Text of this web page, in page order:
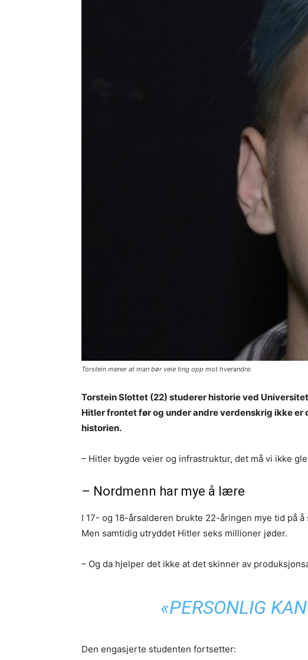
Torstein mener at man bør veie ting opp mot hverandre.
Torstein Slottet (22) studerer historie ved
Hitler frontet før og under andre verdenskrig ikke
historien.
– Hitler bygde veier og infrastruktur, det må vi ikke
– Nordmenn har mye å lære
I 17- og 18-årsalderen brukte 22-åringen mye tid på
Men samtidig utryddet Hitler seks millioner jøder.
– Og da hjelper det ikke at det skinner av
«PERSONLIG
Den engasjerte studenten fortsetter: